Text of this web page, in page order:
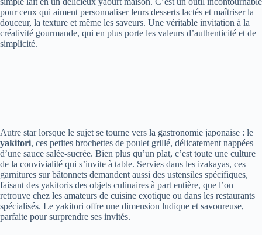
pour ceux qui aiment personnaliser leurs desserts lactés et maîtriser la
douceur, la texture et même les saveurs. Une véritable invitation à la
créativité gourmande, qui en plus porte les valeurs d’authenticité et de
simplicité.
Autre star lorsque le sujet se tourne vers la gastronomie japonaise : le
yakitori, ces petites brochettes de poulet grillé, délicatement nappées
d’une sauce salée-sucrée. Bien plus qu’un plat, c’est toute une culture
de la convivialité qui s’invite à table. Servies dans les izakayas, ces
garnitures sur bâtonnets demandent aussi des ustensiles spécifiques,
faisant des yakitoris des objets culinaires à part entière, que l’on
retrouve chez les amateurs de cuisine exotique ou dans les restaurants
spécialisés. Le yakitori offre une dimension ludique et savoureuse,
parfaite pour surprendre ses invités.